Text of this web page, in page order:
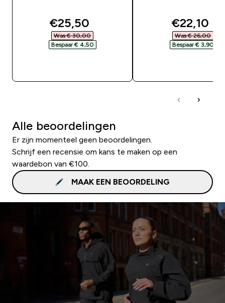
discounted price
€25,50‎
Was € 30,00‎
Bespaar € 4,50‎
€22,10‎
Was € 26,00‎
Bespaar € 3,90‎
Alle beoordelingen
Er zijn momenteel geen beoordelingen.
Schrijf een recensie om kans te maken op een
waardebon van €100.
MAAK EEN BEOORDELING